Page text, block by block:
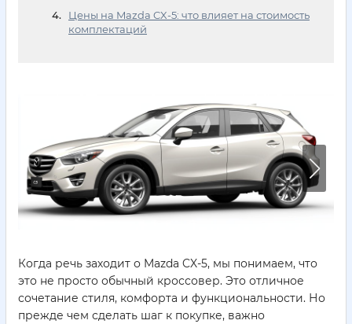
Цены на Mazda CX-5: что влияет на стоимость
комплектаций
Когда речь заходит о Mazda CX-5, мы понимаем, что
это не просто обычный кроссовер. Это отличное
сочетание стиля, комфорта и функциональности. Но
прежде чем сделать шаг к покупке, важно